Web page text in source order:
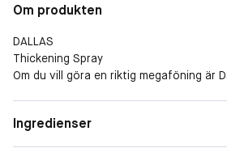
Om produkten
DALLAS
Thickening Spray
Om du vill göra en riktig megaföning är
glans.
BRA FÖR: Mellanlångt och långt hår.
Ingredienser